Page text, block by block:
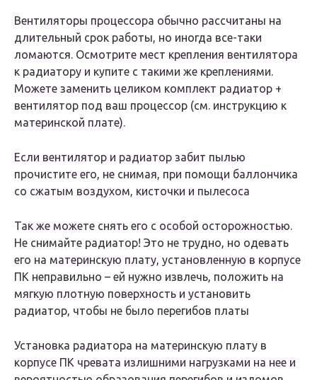
Вентиляторы процессора обычно рассчитаны на
длительный срок работы, но иногда все-таки
ломаются. Осмотрите мест крепления вентилятора
к радиатору и купите с такими же креплениями.
Можете заменить целиком комплект радиатор +
вентилятор под ваш процессор (см. инструкцию к
материнской плате).
Если вентилятор и радиатор забит пылью
прочистите его, не снимая, при помощи баллончика
со сжатым воздухом, кисточки и пылесоса
Так же можете снять его с особой осторожностью.
Не снимайте радиатор! Это не трудно, но одевать
его на материнскую плату, установленную в корпусе
ПК неправильно – ей нужно извлечь, положить на
мягкую плотную поверхность и установить
радиатор, чтобы не было перегибов платы
Установка радиатора на материнскую плату в
корпусе ПК чревата излишними нагрузками на нее и